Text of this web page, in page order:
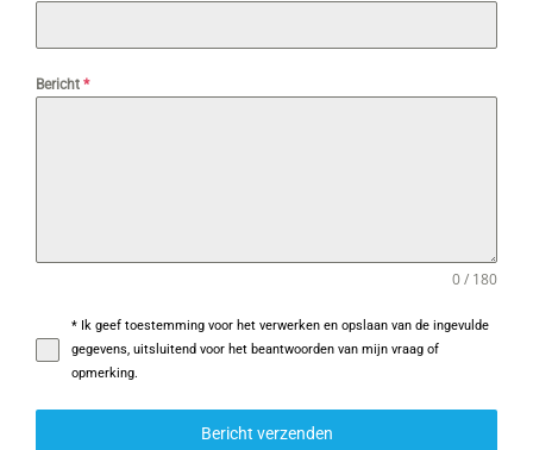
Bericht *
0 / 180
* Ik geef toestemming voor het verwerken en opslaan van de ingevulde
gegevens, uitsluitend voor het beantwoorden van mijn vraag of
opmerking.
Bericht verzenden